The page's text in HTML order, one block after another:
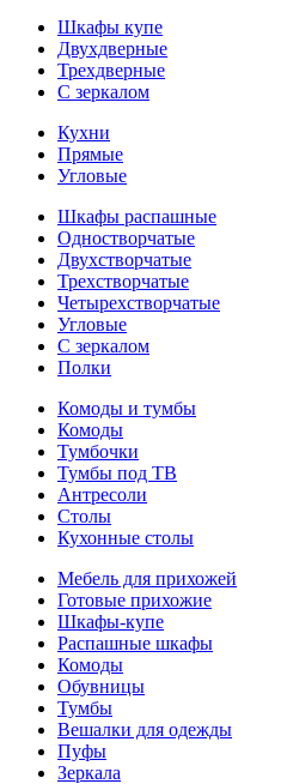
Шкафы купе
Двухдверные
Трехдверные
С зеркалом
Кухни
Прямые
Угловые
Шкафы распашные
Одностворчатые
Двухстворчатые
Трехстворчатые
Четырехстворчатые
Угловые
С зеркалом
Полки
Комоды и тумбы
Комоды
Тумбочки
Тумбы под ТВ
Антресоли
Столы
Кухонные столы
Мебель для прихожей
Готовые прихожие
Шкафы-купе
Распашные шкафы
Комоды
Обувницы
Тумбы
Вешалки для одежды
Пуфы
Зеркала